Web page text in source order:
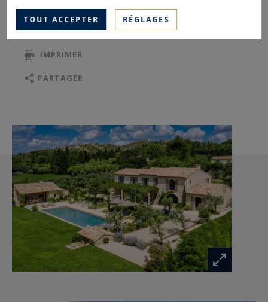
salle à manger. La maison comprend 5 suites,
une au rez-de-chaussée avec accès à la terrasse,
et quatre à l’étage.
Non loin, vous découvrirez de magnifiques
encore Eygalières…
On aime
Son emplacement au cœur des paysages
époustouflants des Alpilles
L’espace piscine et terrain de pétanque pour des
moments de partage entre amis.
Les détails de votre propriété de luxe en
SAUVEGARDER
IMPRIMER
PARTAGER
TOUT ACCEPTER RÉGLAGES